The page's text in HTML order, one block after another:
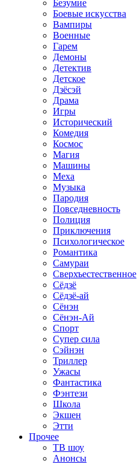
Безумие
Боевые искусства
Вампиры
Военные
Гарем
Демоны
Детектив
Детское
Дзёсэй
Драма
Игры
Исторический
Комедия
Космос
Магия
Машины
Меха
Музыка
Пародия
Повседневность
Полиция
Приключения
Психологическое
Романтика
Самураи
Сверхъестественное
Сёдзё
Сёдзё-ай
Сёнэн
Сёнэн-Ай
Спорт
Супер сила
Сэйнэн
Триллер
Ужасы
Фантастика
Фэнтези
Школа
Экшен
Этти
Прочее
ТВ шоу
Анонсы